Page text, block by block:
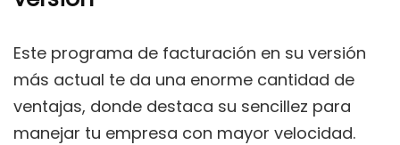
Este programa de facturación en su versión
más actual te da una enorme cantidad de
ventajas, donde destaca su sencillez para
manejar tu empresa con mayor velocidad.